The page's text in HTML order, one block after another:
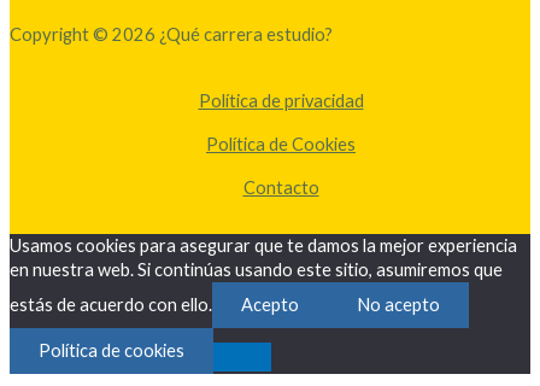
Copyright © 2026 ¿Qué carrera estudio?
Política de privacidad
Política de Cookies
Contacto
Usamos cookies para asegurar que te damos la mejor experiencia
en nuestra web. Si continúas usando este sitio, asumiremos que
estás de acuerdo con ello.
Acepto No acepto
Política de cookies